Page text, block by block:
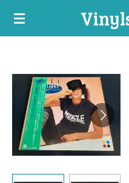
Ga
hoofdinhoud